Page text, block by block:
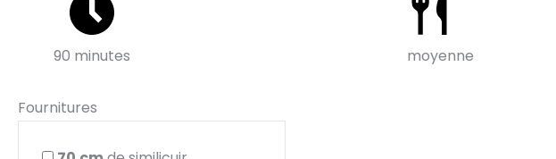
90 minutes moyenne
Fournitures